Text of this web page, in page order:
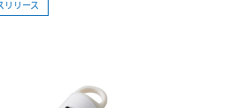
リリース